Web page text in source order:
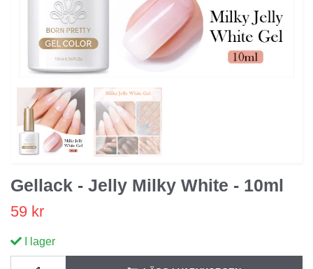
Gellack - Jelly Milky White - 10ml
59 kr
I lager